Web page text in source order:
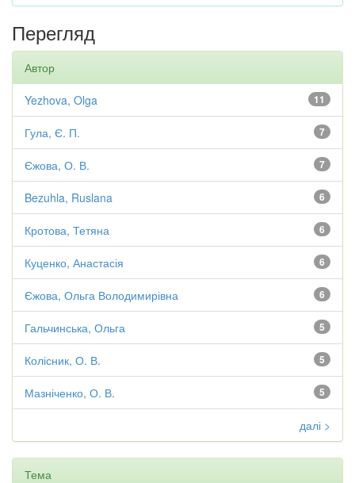
Перегляд
Автор
11
Yezhova, Olga
7
Гула, Є. П.
7
Єжова, О. В.
6
Bezuhla, Ruslana
6
Кротова, Тетяна
6
Куценко, Анастасія
6
Єжова, Ольга Володимирівна
5
Гальчинська, Ольга
5
Колісник, О. В.
5
Мазніченко, О. В.
далі >
Тема